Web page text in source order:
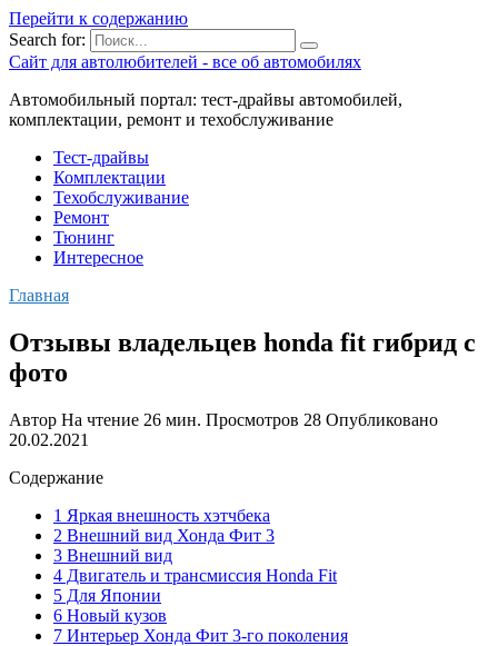
Перейти к содержанию
Search for:
Сайт для автолюбителей - все об автомобилях
Автомобильный портал: тест-драйвы автомобилей,
комплектации, ремонт и техобслуживание
Тест-драйвы
Комплектации
Техобслуживание
Ремонт
Тюнинг
Интересное
Главная
Отзывы владельцев honda fit гибрид с
фото
Автор На чтение 26 мин. Просмотров 28 Опубликовано
20.02.2021
Содержание
1 Яркая внешность хэтчбека
2 Внешний вид Хонда Фит 3
3 Внешний вид
4 Двигатель и трансмиссия Honda Fit
5 Для Японии
6 Новый кузов
7 Интерьер Хонда Фит 3-го поколения